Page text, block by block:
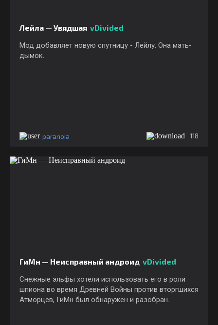
Лейла — Увядшая vDivided
Мод добавляет новую спутницу - Лейлу. Она мать-
дымок.
paranoia 118
ГиМн — Неисправный андроид vDivided
Снежные эльфы хотели использовать его в роли
шпиона во время Древней Войны против вторгшихся
Атморцев, ГиМн был обнаружен и разобран.